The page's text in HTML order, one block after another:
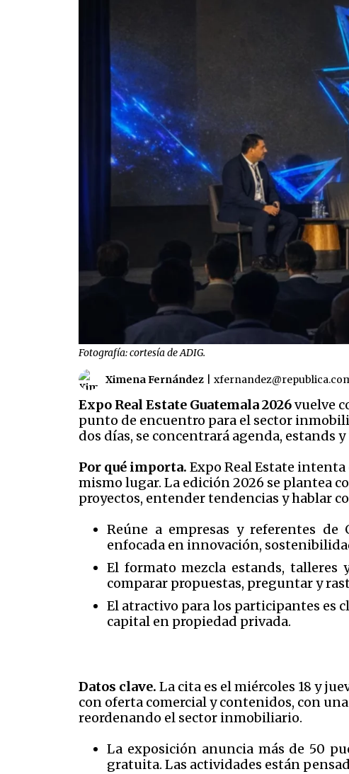
Fotografía: cortesía de ADIG.
Ximena Fernández
Expo Real Estate Guatemala 2026vuelve
punto de encuentro para el sector
dos días, se concentrará agenda, estands
Por qué importa. Expo Real Estate
mismo lugar. La edición 2026 se plantea
proyectos, entender tendencias y hablar
Reúne a empresas y referentes de
enfocada en innovación,
El formato mezcla estands, talleres
comparar propuestas, preguntar y
El atractivo para los participantes es
capital en propiedad privada.
Datos clave. La cita es el miércoles 18 y
con oferta comercial y contenidos, con
reordenando el sector inmobiliario.
La exposición anuncia más de 50
gratuita. Las actividades están